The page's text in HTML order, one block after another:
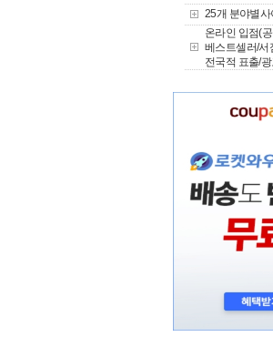
25개 분야별사
온라인 입점(
베스트셀러/서
전국적 표출/